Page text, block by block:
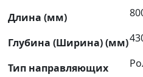
Длина (мм)
Глубина (Ширина) (мм)
Тип направляющих